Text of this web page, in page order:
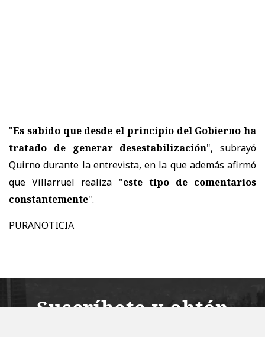
"Es sabido que desde el principio del Gobierno ha
tratado de generar desestabilización", subrayó
Quirno durante la entrevista, en la que además afirmó
que Villarruel realiza "este tipo de comentarios
constantemente".
PURANOTICIA